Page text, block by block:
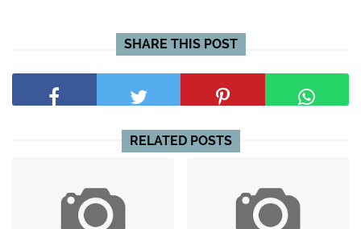
SHARE THIS POST
RELATED POSTS